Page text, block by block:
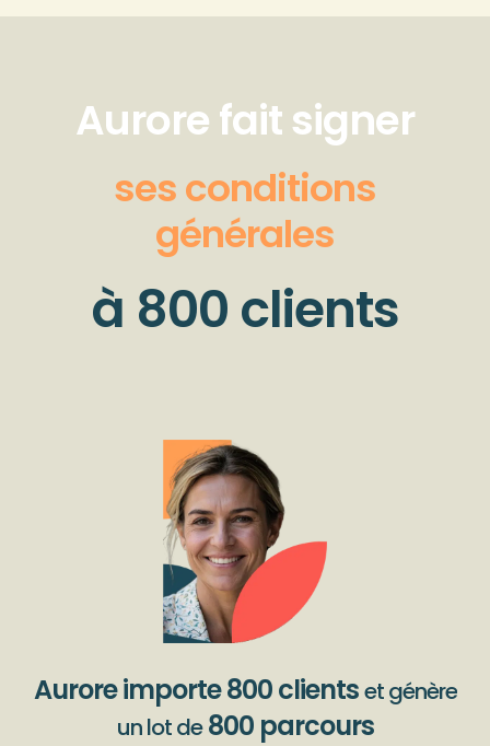
Aurore fait signer
ses conditions
générales
à 800 clients
Aurore importe 800 clientset génère
un lot de800 parcours